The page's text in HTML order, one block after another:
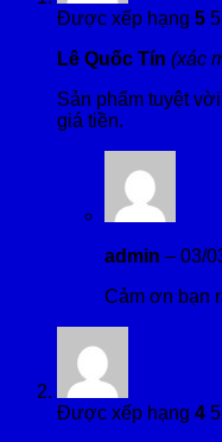
Được xếp hạng 5
Lê Quốc Tín (xác
Sản phẩm tuyệt
giá tiền.
admin – 03/
Cảm ơn bạn
Được xếp hạng 4